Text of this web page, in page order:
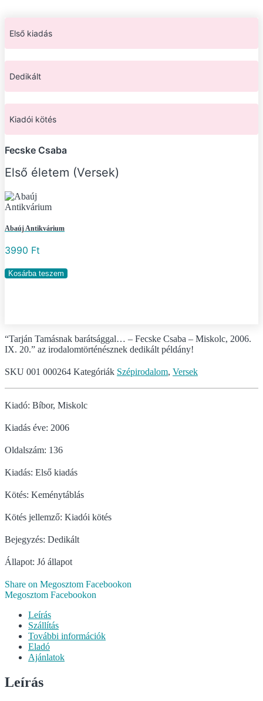
Első kiadás
Dedikált
Kiadói kötés
Fecske Csaba
Első életem (Versek)
Abaúj Antikvárium
3990 Ft
Első
Kosárba teszem
“Tarján Tamásnak barátsággal… – Fecske Csaba – Miskolc, 2006.
IX. 20.” az irodalomtörténésznek dedikált példány!
SKU 001 000264 Kategóriák Szépirodalom, Versek
Kiadó: Bíbor, Miskolc
Kiadás éve: 2006
Oldalszám: 136
Kiadás: Első kiadás
Kötés: Keménytáblás
Kötés jellemző: Kiadói kötés
Bejegyzés: Dedikált
Állapot: Jó állapot
Share on Megosztom Facebookon
Megosztom Facebookon
Leírás
Szállítás
További információk
Eladó
Ajánlatok
Leírás